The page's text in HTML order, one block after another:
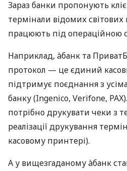
Зараз банки пропонують
термінали відомих
працюють під операційною
Наприклад, àбанк та
протокол — це єдиний
підтримує поєднання з
банку (Ingenico, Verifone,
потрібно друкувати чеки з
реалізації друкування
касовому принтері).
А у вищезгаданому àбанк